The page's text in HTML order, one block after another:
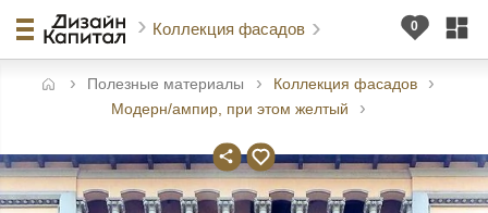
Коллекция фасадов
Полезные материалы
Коллекция фасадов
Модерн/ампир, при этом желтый